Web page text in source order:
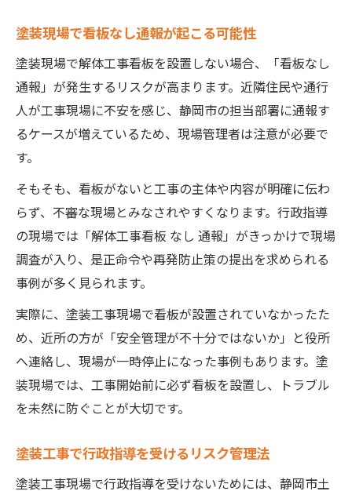
塗装現場で看板なし通報が起こる可能性
塗装現場で解体工事看板を設置しない場合、「看板なし
通報」が発生するリスクが高まります。近隣住民や通行
人が工事現場に不安を感じ、静岡市の担当部署に通報す
るケースが増えているため、現場管理者は注意が必要で
す。
そもそも、看板がないと工事の主体や内容が明確に伝わ
らず、不審な現場とみなされやすくなります。行政指導
の現場では「解体工事看板 なし 通報」がきっかけで現場
調査が入り、是正命令や再発防止策の提出を求められる
事例が多く見られます。
実際に、塗装工事現場で看板が設置されていなかったた
め、近所の方が「安全管理が不十分ではないか」と役所
へ連絡し、現場が一時停止になった事例もあります。塗
装現場では、工事開始前に必ず看板を設置し、トラブル
を未然に防ぐことが大切です。
塗装工事で行政指導を受けるリスク管理法
塗装工事現場で行政指導を受けないためには、静岡市土